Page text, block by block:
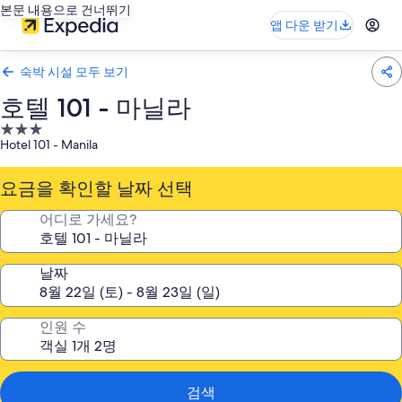
본문 내용으로 건너뛰기
앱 다운 받기
숙박 시설 모두 보기
호텔 101 - 마닐라
3.0
성
급
숙
박
설
Hotel 101 - Manila
요금을 확인할 날짜 선택
어디로 가세요?
날짜
인원 수
검색